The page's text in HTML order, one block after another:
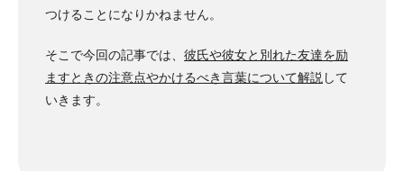
つけることになりかねません。
そこで今回の記事では、 彼氏や彼女と別れた友達を励
ますときの注意点やかけるべき言葉について解説 して
いきます。